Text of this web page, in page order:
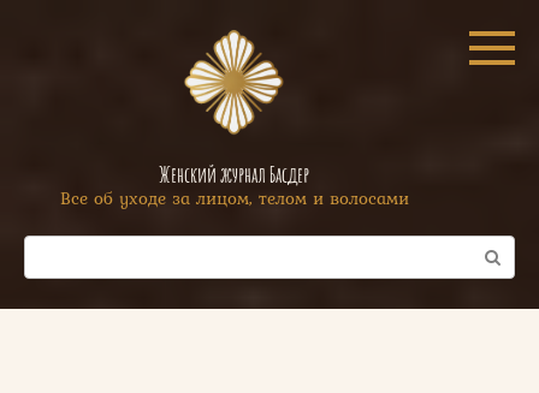
Женский журнал Басдер
Все об уходе за лицом, телом и волосами
Поиск: